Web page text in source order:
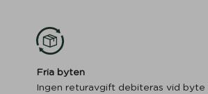
Fria byten
Ingen returavgift debiteras vid byte